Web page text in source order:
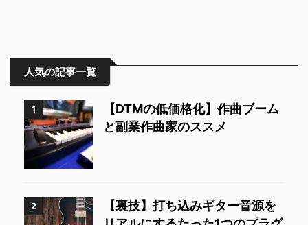
人気の記事一覧
1
【DTMの低価格化】作曲ブーム
と副業作曲家のススメ
2
【裏技】打ち込みギター音源を